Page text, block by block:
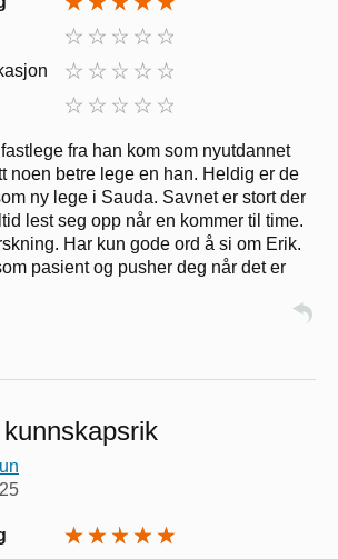
fra han kom som nyutdannet
noen betre lege en han. Heldig er de
ny lege i Sauda. Savnet er stort der
lest seg opp når en kommer til time.
Har kun gode ord å si om Erik.
pasient og pusher deg når det er